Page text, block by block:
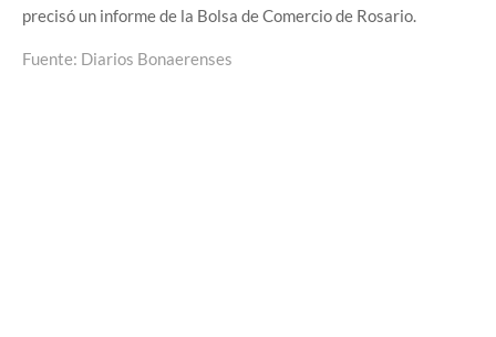
precisó un informe de la Bolsa de Comercio de Rosario.
Fuente: Diarios Bonaerenses